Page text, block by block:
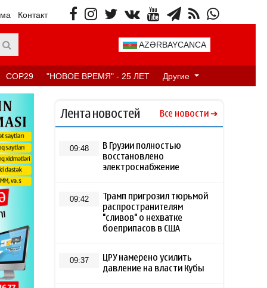
Контакт
AZƏRBAYCANCA
COP29 "НОВОЕ ВРЕМЯ" - 25 ЛЕТ Другие
Лента новостей Все новости
09:48
В Грузии полностью
восстановлено
электроснабжение
09:42
Трамп пригрозил тюрьмой
распространителям
"сливов" о нехватке
боеприпасов в США
09:37
ЦРУ намерено усилить
давление на власти Кубы